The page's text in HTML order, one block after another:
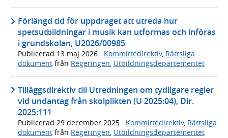
Förlängd tid för uppdraget att utreda hur
spetsutbildningar i musik kan utformas och införas
i grundskolan, U2026/00985
Publicerad 13 maj 2026 · Kommittédirektiv, Rättsliga
dokument från Regeringen, Utbildningsdepartementet
Tilläggsdirektiv till Utredningen om tydligare regler
vid undantag från skolplikten (U 2025:04), Dir.
2025:111
Publicerad 29 december 2025 · Kommittédirektiv, Rättsliga
dokument från Regeringen, Utbildningsdepartementet